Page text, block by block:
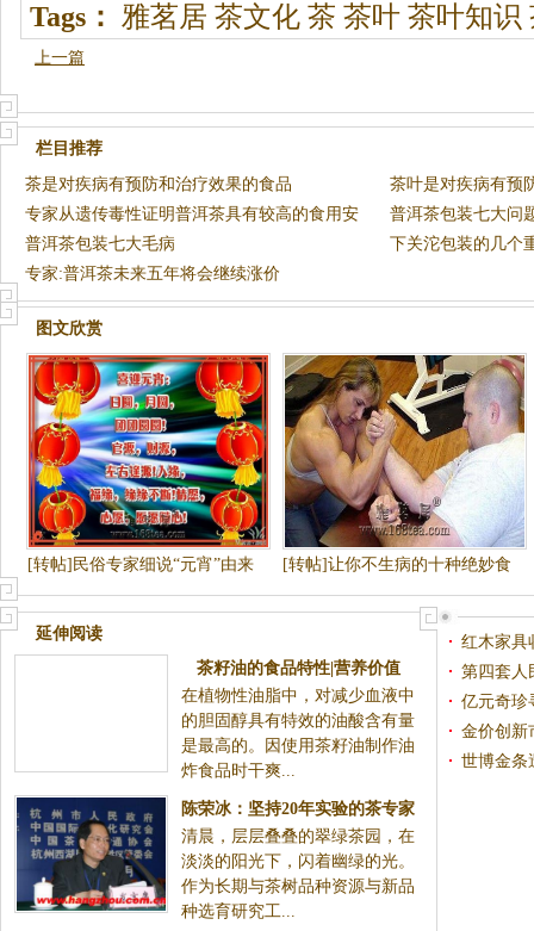
Tags： 雅茗居 茶文化 茶 茶叶 茶叶知识
上一篇
栏目推荐
茶是对疾病有预防和治疗效果的食品
茶叶是对疾病有预
专家从遗传毒性证明普洱茶具有较高的食用安
全性
普洱茶包装七大问
普洱茶包装七大毛病
下关沱包装的几个
专家:普洱茶未来五年将会继续涨价
图文欣赏
[转帖]民俗专家细说“元宵”由来
[转帖]让你不生病的十种绝妙食
品
延伸阅读
茶籽油的食品特性|营养价值
在植物性油脂中，对减少血液中
的胆固醇具有特效的油酸含有量
是最高的。因使用茶籽油制作油
炸食品时干爽...
陈荣冰：坚持20年实验的茶专家
清晨，层层叠叠的翠绿茶园，在
淡淡的阳光下，闪着幽绿的光。
作为长期与茶树品种资源与新品
种选育研究工...
红木家具
第四套人
亿元奇珍
金价创新
世博金条